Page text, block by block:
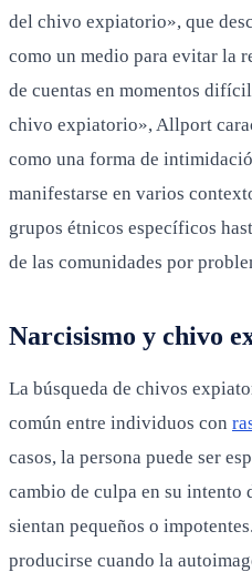
del chivo expiatorio», que
como un medio para evitar la
de cuentas en momentos
chivo expiatorio», Allport
como una forma de
manifestarse en varios
grupos étnicos específicos
de las comunidades por
Narcisismo y chivo
La búsqueda de chivos
común entre individuos con
casos, la persona puede ser
cambio de culpa en su intento
sientan pequeños o
producirse cuando la